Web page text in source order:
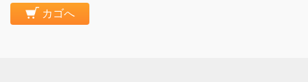
カゴへ